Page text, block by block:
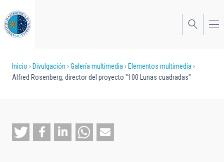
al
contenido
principal
Sobrescribir
ayuda
a
Inicio Divulgación Galería multimedia
Elementos multimedia
Alfred Rosenberg, director del proyecto "100 Lunas cuadradas"